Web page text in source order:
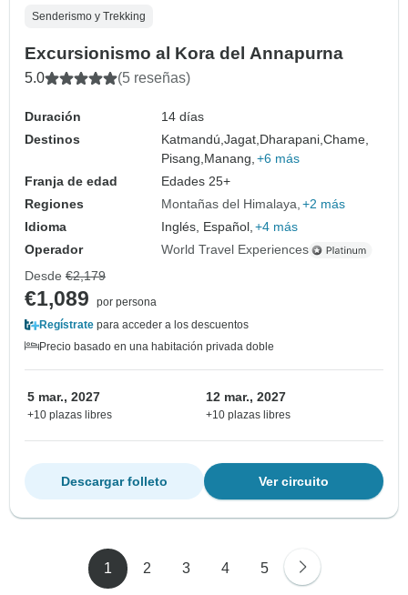
Senderismo y Trekking
Excursionismo al Kora del Annapurna
5.0 (5 reseñas)
Duración
14 días
Destinos
Katmandú,Jagat,Dharapani,Chame,
Pisang,Manang, +6 más
Franja de edad
Edades 25+
Regiones
Montañas del Himalaya +2 más
Idioma
Inglés, Español, +4 más
Operador
World Travel Experiences
Desde €2,179
€1,089
por persona
Regístrate para acceder a los descuentos
Precio basado en una habitación privada doble
5 mar., 2027
+10 plazas libres
12 mar., 2027
+10 plazas libres
Ver circuito
Descargar folleto
1 2 3 4 5